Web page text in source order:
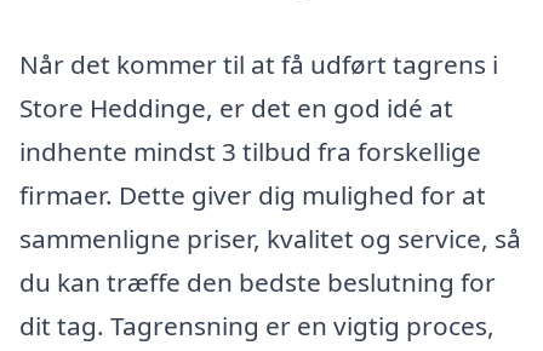
Når det kommer til at få udført tagrens i
Store Heddinge, er det en god idé at
indhente mindst 3 tilbud fra forskellige
firmaer. Dette giver dig mulighed for at
sammenligne priser, kvalitet og service, så
du kan træffe den bedste beslutning for
dit tag. Tagrensning er en vigtig proces,